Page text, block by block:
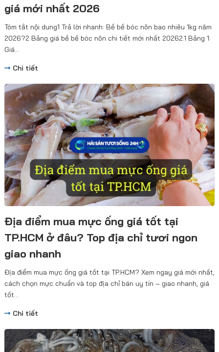
giá mới nhất 2026
Tóm tắt nội dung1 Trả lời nhanh: Bề bề bóc nõn bao nhiêu 1kg năm
2026?2 Bảng giá bề bề bóc nõn chi tiết mới nhất 20262.1 Bảng 1:
Giá...
Chi tiết
Địa điểm mua mực ống giá tốt tại
TP.HCM ở đâu? Top địa chỉ tươi ngon
giao nhanh
Địa điểm mua mực ống giá tốt tại TP.HCM? Xem ngay giá mới nhất,
cách chọn mực chuẩn và top địa chỉ bán uy tín – giao nhanh, giá
tốt...
Chi tiết